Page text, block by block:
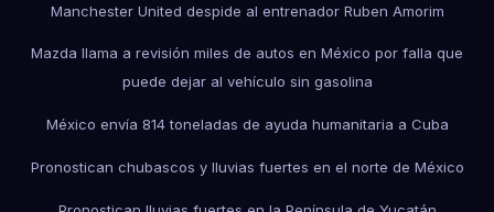
Manchester United despide al entrenador Ruben Amorim
Mazda llama a revisión miles de autos en México por falla que
puede dejar al vehículo sin gasolina
México envía 814 toneladas de ayuda humanitaria a Cuba
Pronostican chubascos y lluvias fuertes en el norte de México